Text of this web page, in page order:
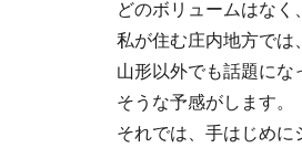
どのボリュームはなく
私が住む庄内地方では
山形以外でも話題にな
そうな予感がします。
それでは、手はじめ